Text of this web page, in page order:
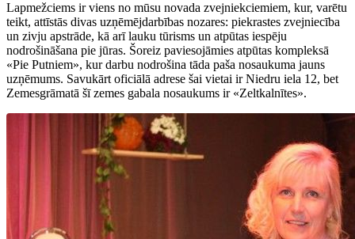
Lapmežciems ir viens no mūsu novada zvejniekciemiem, kur, varētu
teikt, attīstās divas uzņēmējdarbības nozares: piekrastes zvejniecība
un zivju apstrāde, kā arī lauku tūrisms un atpūtas iespēju
nodrošināšana pie jūras. Šoreiz paviesojāmies atpūtas kompleksā
«Pie Putniem», kur darbu nodrošina tāda paša nosaukuma jauns
uzņēmums. Savukārt oficiālā adrese šai vietai ir Niedru iela 12, bet
Zemesgrāmatā šī zemes gabala nosaukums ir «Zeltkalnītes».